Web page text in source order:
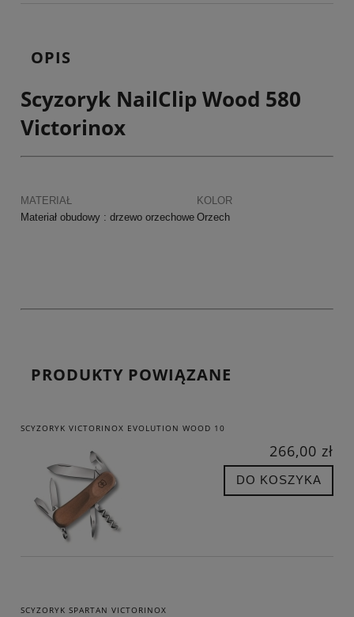
OPIS
Scyzoryk NailClip Wood 580
Victorinox
MATERIAŁ
KOLOR
Materiał obudowy : drzewo orzechowe Orzech
PRODUKTY POWIĄZANE
SCYZORYK VICTORINOX EVOLUTION WOOD 10
266,00 zł
DO KOSZYKA
SCYZORYK SPARTAN VICTORINOX